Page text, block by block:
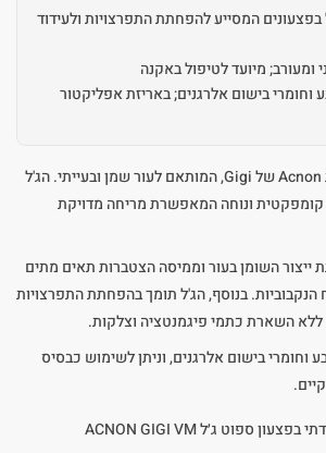
בפצעונים המסייע להפחתת התפרצויות ולעידוד
ומעורב; מיועד לטיפול באקנה
וחומרי בישום אלרגנים; באריזת אפליקטור
ספוט ג'ל נקודתי מסדרת Acnon של Gigi, המותאם לעור שמן ובעייתי. הג'ל
קומפקטית ונוחה המאפשרת מריחה מדויקת
השומן בעור וממיסה הצטברות תאים מתים
בנוסף, הג'ל תומך בהפחתת התפרצויות
ללא השארת כתמי פיגמנטציה וצלקות.
וחומרי בישום אלרגנים, וניתן לשימוש כבסיס